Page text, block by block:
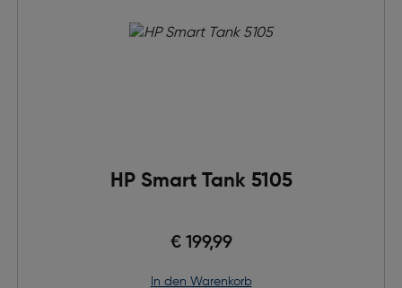
HP Smart Tank 5105
€ 199,99
in den Warenkorb